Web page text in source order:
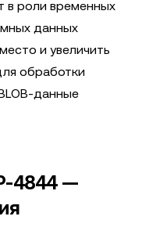
в роли временных
данных
и увеличить
обработки
данные
4844 —